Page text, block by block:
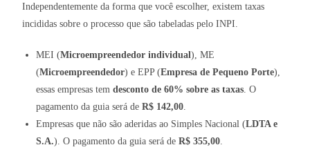
Independentemente da forma que você escolher, existem taxas
incididas sobre o processo que são tabeladas pelo INPI.
MEI (Microempreendedor individual), ME
(Microempreendedor) e EPP (Empresa de Pequeno Porte),
essas empresas temdesconto de 60% sobre as taxas . O
pagamento da guia será deR$ 142,00
Empresas que não são aderidas ao Simples Nacional (LDTA e
S.A.). O pagamento da guia será deR$ 355,00